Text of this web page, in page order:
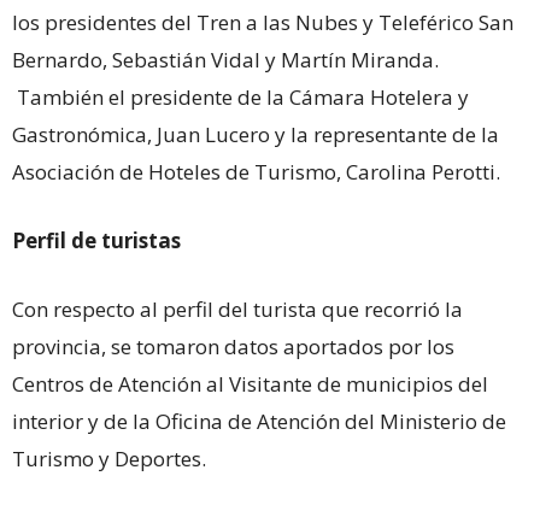
los presidentes del Tren a las Nubes y Teleférico San
Bernardo, Sebastián Vidal y Martín Miranda.
También el presidente de la Cámara Hotelera y
Gastronómica, Juan Lucero y la representante de la
Asociación de Hoteles de Turismo, Carolina Perotti.
Perfil de turistas
Con respecto al perfil del turista que recorrió la
provincia, se tomaron datos aportados por los
Centros de Atención al Visitante de municipios del
interior y de la Oficina de Atención del Ministerio de
Turismo y Deportes.